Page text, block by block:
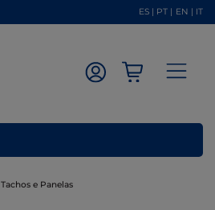
ES PT EN IT
Tachos e Panelas